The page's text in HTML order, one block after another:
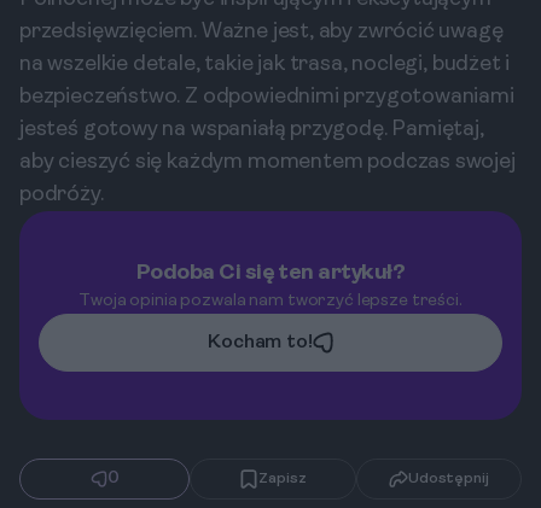
przedsięwzięciem. Ważne jest, aby zwrócić uwagę
na wszelkie detale, takie jak trasa, noclegi, budżet i
bezpieczeństwo. Z odpowiednimi przygotowaniami
jesteś gotowy na wspaniałą przygodę. Pamiętaj,
aby cieszyć się każdym momentem podczas swojej
podróży.
Podoba Ci się ten artykuł?
Twoja opinia pozwala nam tworzyć lepsze treści.
Kocham to!
0 Zapisz Udostępnij